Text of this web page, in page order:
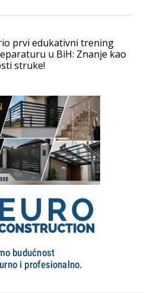
prvi edukativni trening
u BiH: Znanje kao
struke!